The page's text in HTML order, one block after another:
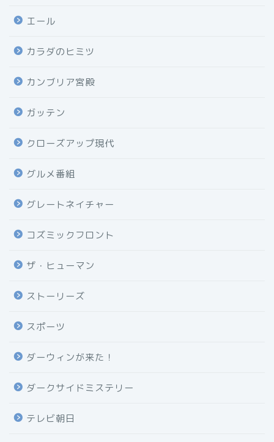
エール
カラダのヒミツ
カンブリア宮殿
ガッテン
クローズアップ現代
グルメ番組
グレートネイチャー
コズミックフロント
ザ・ヒューマン
ストーリーズ
スポーツ
ダーウィンが来た！
ダークサイドミステリー
テレビ朝日